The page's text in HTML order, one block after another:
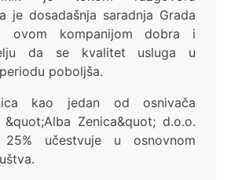
je dosadašnja saradnja Grada
ovom kompanijom dobra i
da se kvalitet usluga u
poboljša.
kao jedan od osnivača
&quot;Alba Zenica&quot; d.o.o.
učestvuje u osnovnom